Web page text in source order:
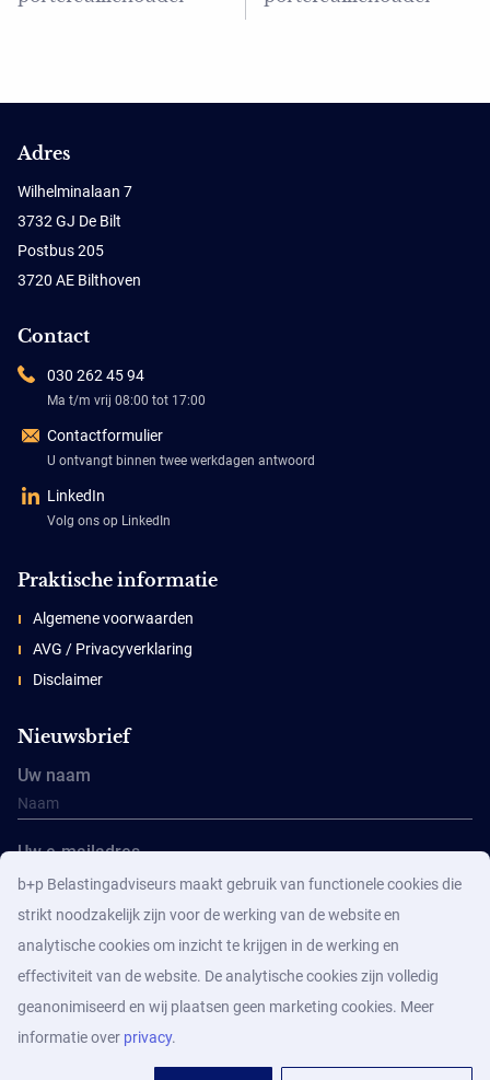
Adres
Wilhelminalaan 7
3732 GJ De Bilt
Postbus 205
3720 AE Bilthoven
Contact
030 262 45 94
Ma t/m vrij 08:00 tot 17:00
Contactformulier
U ontvangt binnen twee werkdagen antwoord
LinkedIn
Volg ons op LinkedIn
Praktische informatie
Algemene voorwaarden
AVG / Privacyverklaring
Disclaimer
Nieuwsbrief
Uw naam
Uw e-mailadres
Aanmelden
b+p Belastingadviseurs maakt gebruik van functionele cookies die
strikt noodzakelijk zijn voor de werking van de website en
analytische cookies om inzicht te krijgen in de werking en
effectiviteit van de website. De analytische cookies zijn volledig
geanonimiseerd en wij plaatsen geen marketing cookies. Meer
informatie over privacy.